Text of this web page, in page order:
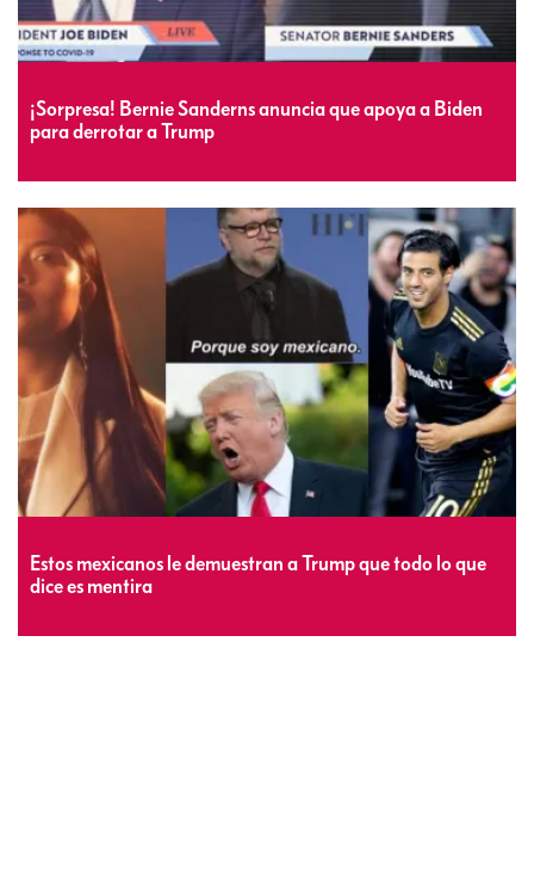
¡Sorpresa! Bernie Sanderns anuncia que apoya a Biden
para derrotar a Trump
Estos mexicanos le demuestran a Trump que todo lo que
dice es mentira